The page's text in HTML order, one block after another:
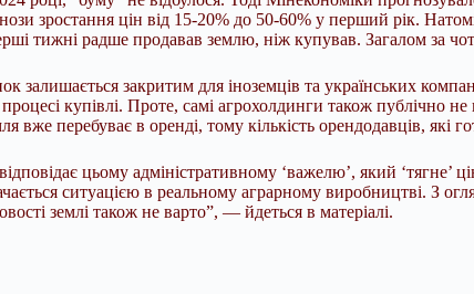
зростання цін від 15-20% до 50-60% у перший рік.
тижні радше продавав землю, ніж купував. Загалом за
закритим для іноземців та українських
купівлі. Проте, самі агрохолдинги також
перебуває в оренді, тому кількість орендодавців, які
цьому адміністративному ‘важелю’, який
ситуацією в реальному аграрному виробництві. З
землі також не варто”, — йдеться в матеріалі.